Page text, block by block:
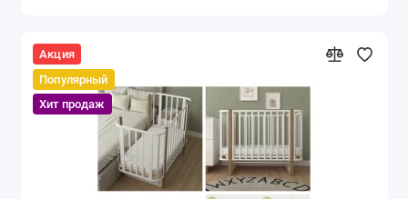
Акция
Популярный
Хит продаж